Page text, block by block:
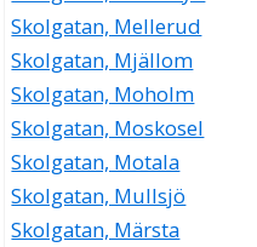
Skolgatan, Mellerud
Skolgatan, Mjällom
Skolgatan, Moholm
Skolgatan, Moskosel
Skolgatan, Motala
Skolgatan, Mullsjö
Skolgatan, Märsta